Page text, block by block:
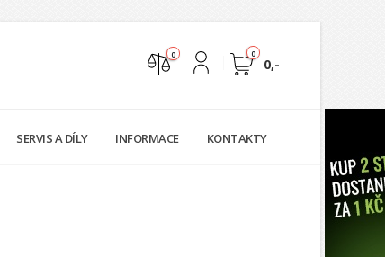
0
0,-
0
SERVIS A DÍLY INFORMACE KONTAKTY